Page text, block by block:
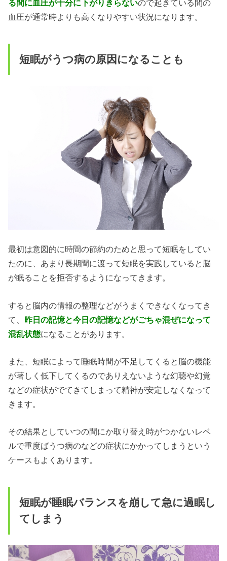
る間に血圧が十分に下がりきらないので起きている間の
血圧が通常時よりも高くなりやすい状況になります。
短眠がうつ病の原因になることも
最初は意図的に時間の節約のためと思って短眠をしてい
たのに、あまり長期間に渡って短眠を実践していると脳
が眠ることを拒否するようになってきます。
すると脳内の情報の整理などがうまくできなくなってき
て、 昨日の記憶と今日の記憶などがごちゃ混ぜになって
混乱状態になることがあります。
また、短眠によって睡眠時間が不足してくると脳の機能
が著しく低下してくるのでありえないような幻聴や幻覚
などの症状がでてきてしまって精神が安定しなくなって
きます。
その結果としていつの間にか取り替え時がつかないレベ
ルで重度ばうつ病のなどの症状にかかってしまうという
ケースもよくあります。
短眠が睡眠バランスを崩して急に過眠し
てしまう